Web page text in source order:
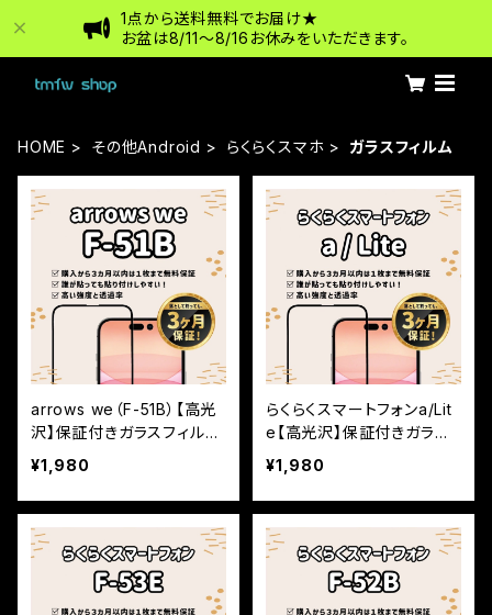
1点から送料無料でお届け★
お盆は8/11〜8/16お休みをいただきます。
HOME その他Android らくらくスマホ ガラスフィルム
arrows we（F-51B）【高光
沢】保証付きガラスフィルム
『鎧』全面フルカバー
¥1,980
らくらくスマートフォンa/Lit
e【高光沢】保証付きガラス
フィルム『鎧』全面フルカバ
¥1,980